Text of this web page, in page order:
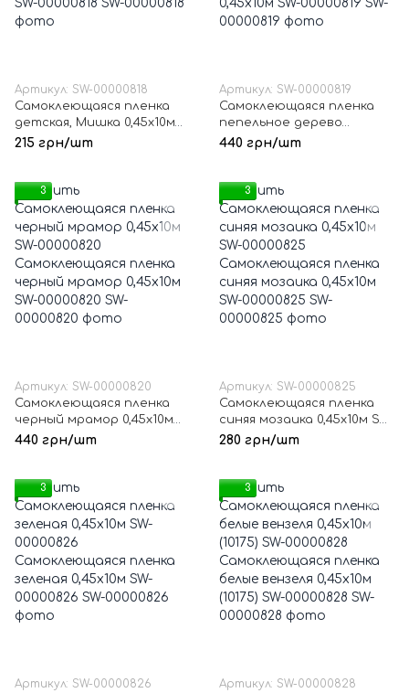
Артикул: SW-00000818
Самоклеющаяся пленка
детская, Мишка 0,45х10м
SW-00000818
215 грн/шт
Артикул: SW-00000819
Самоклеющаяся пленка
пепельное дерево
0,45х10м SW-00000819
440 грн/шт
3
Артикул: SW-00000820
Самоклеющаяся пленка
черный мрамор 0,45х10м
SW-00000820
440 грн/шт
3
Артикул: SW-00000825
Самоклеющаяся пленка
синяя мозаика 0,45х10м SW-
00000825
280 грн/шт
3
Артикул: SW-00000826
3
Артикул: SW-00000828